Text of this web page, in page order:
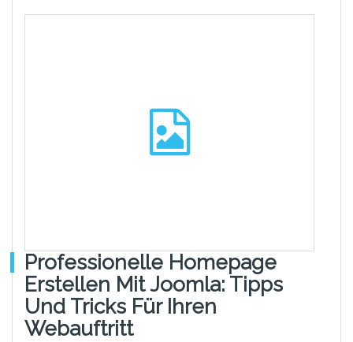
Professionelle Homepage
Erstellen Mit Joomla: Tipps
Und Tricks Für Ihren
Webauftritt